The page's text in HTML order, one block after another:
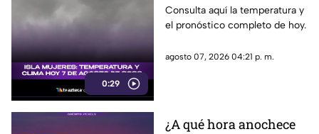
0:29
pronóstico del clima
para hoy, 7 de agosto de
Consulta aquí la temperatura y
el pronóstico completo de hoy.
agosto 07, 2026 04:21 p. m.
¿A qué hora anochece